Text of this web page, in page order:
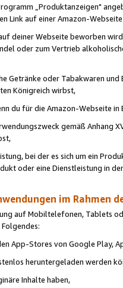
„Produktanzeigen"
Link auf einer Amazon-
deiner Webseite beworben
oder zum Vertrieb
Getränke oder Tabakwaren
Königreich wirbst,
du für die Amazon-Webseite in
gemäß Anhang
bei der es sich um ein
oder eine Dienstleistung in
im Rahmen
auf Mobiltelefonen, Tablets
App-Stores von Google Play,
heruntergeladen werden
Inhalte haben,